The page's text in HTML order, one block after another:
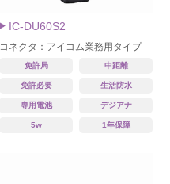
IC-DU60S2
コネクタ：アイコム業務用タイプ
免許局 中距離
免許必要 生活防水
専用電池 デジアナ
5w 1年保障